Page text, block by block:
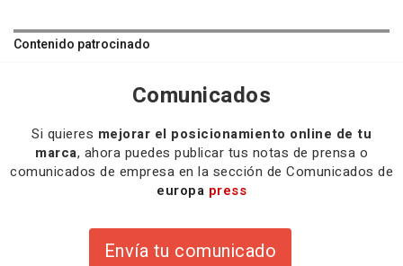
Contenido patrocinado
Comunicados
Si quieres mejorar el posicionamiento online de tu
marca, ahora puedes publicar tus notas de prensa o
comunicados de empresa en la sección de Comunicados de
europa press
Envía tu comunicado